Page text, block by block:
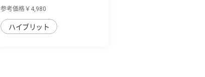
参考価格￥4,980
ハイブリット